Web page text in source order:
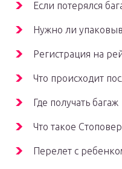
Если потерялся
Нужно ли
Регистрация на
Что происходит
Где получать багаж
Что такое Стоповер
Перелет с